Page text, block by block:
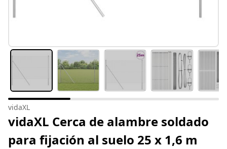
vidaXL
vidaXL Cerca de alambre soldado
para fijación al suelo 25 x 1,6 m